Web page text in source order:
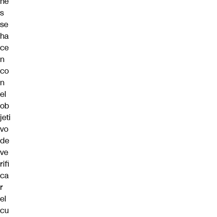
s
se
ha
ce
n
co
n
el
ob
jeti
vo
de
ve
rifi
ca
r
el
cu